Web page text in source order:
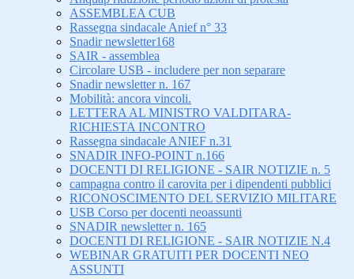
ASSEMBLEA CUB
Rassegna sindacale Anief n° 33
Snadir newsletter168
SAIR - assemblea
Circolare USB - includere per non separare
Snadir newsletter n. 167
Mobilità: ancora vincoli.
LETTERA AL MINISTRO VALDITARA-
RICHIESTA INCONTRO
Rassegna sindacale ANIEF n.31
SNADIR INFO-POINT n.166
DOCENTI DI RELIGIONE - SAIR NOTIZIE n. 5
campagna contro il carovita per i dipendenti pubblici
RICONOSCIMENTO DEL SERVIZIO MILITARE
USB Corso per docenti neoassunti
SNADIR newsletter n. 165
DOCENTI DI RELIGIONE - SAIR NOTIZIE N.4
WEBINAR GRATUITI PER DOCENTI NEO
ASSUNTI